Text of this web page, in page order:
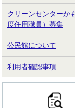
クリーンセンター
度任用職員）募集
公民館について
利用者確認事項